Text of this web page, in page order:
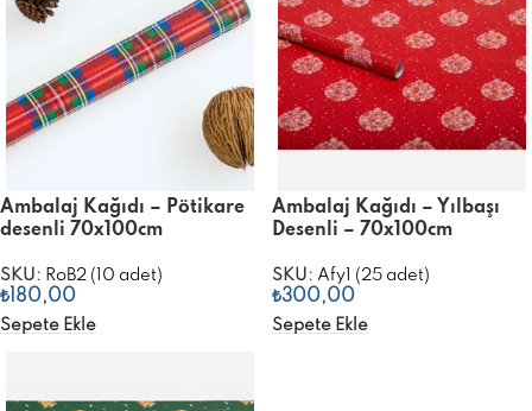
Ambalaj Kağıdı – Pötikare
desenli 70x100cm
SKU: RoB2 (10 adet)
₺180,00
Sepete Ekle
Ambalaj Kağıdı – Yılbaşı
Desenli – 70x100cm
SKU: Afy1 (25 adet)
₺300,00
Sepete Ekle